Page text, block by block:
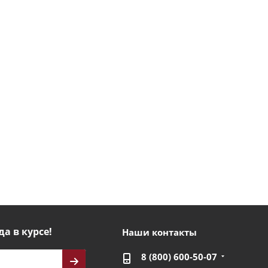
в курсе! Наши контакты
8 (800) 600-50-07